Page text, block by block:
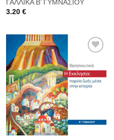
ΓΑΛΛΙΚΑ Β’ ΓΥΜΝΑΣΙΟΥ
3.20 €
Προσθήκη
στη